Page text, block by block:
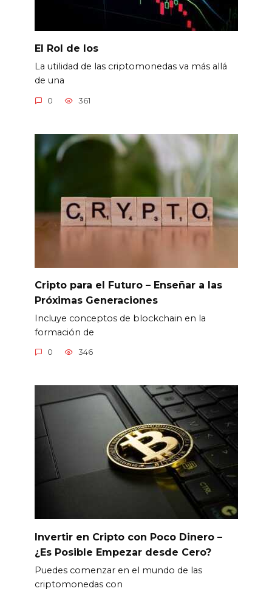
El Rol de los
La utilidad de las criptomonedas va más allá
de una
0 361
Cripto para el Futuro – Enseñar a las
Próximas Generaciones
Incluye conceptos de blockchain en la
formación de
0 346
Invertir en Cripto con Poco Dinero –
¿Es Posible Empezar desde Cero?
Puedes comenzar en el mundo de las
criptomonedas con